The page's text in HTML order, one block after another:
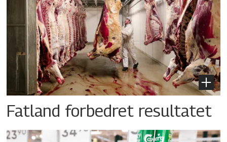
Fatland forbedret resultatet